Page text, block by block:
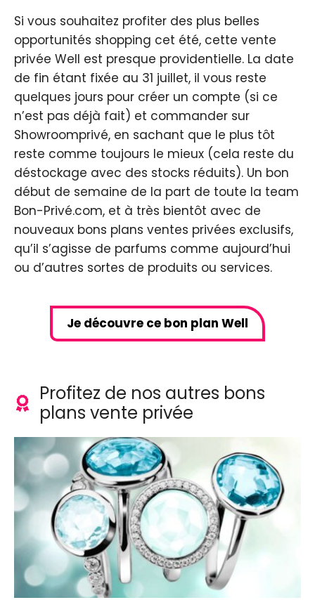
Si vous souhaitez profiter des plus belles
opportunités shopping cet été, cette vente
privée Well est presque providentielle. La date
de fin étant fixée au 31 juillet, il vous reste
quelques jours pour créer un compte (si ce
n’est pas déjà fait) et commander sur
Showroomprivé, en sachant que le plus tôt
reste comme toujours le mieux (cela reste du
déstockage avec des stocks réduits). Un bon
début de semaine de la part de toute la team
Bon-Privé.com, et à très bientôt avec de
nouveaux bons plans ventes privées exclusifs,
qu’il s’agisse de parfums comme aujourd’hui
ou d’autres sortes de produits ou services.
Je découvre ce bon plan Well
Profitez de nos autres bons
plans vente privée